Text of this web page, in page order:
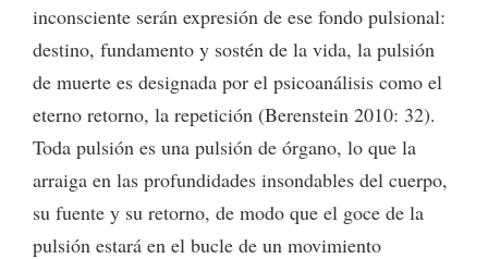
inconsciente serán expresión de ese fondo pulsional:
destino, fundamento y sostén de la vida, la pulsión
de muerte es designada por el psicoanálisis como el
eterno retorno, la repetición (Berenstein 2010: 32).
Toda pulsión es una pulsión de órgano, lo que la
arraiga en las profundidades insondables del cuerpo,
su fuente y su retorno, de modo que el goce de la
pulsión estará en el bucle de un movimiento